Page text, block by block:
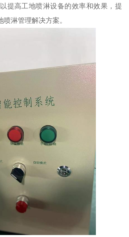
提高工地喷淋设备的效率和效果，提
淋管理解决方案。